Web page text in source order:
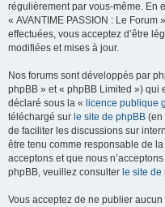
régulièrement par vous-même. En
« AVANTIME PASSION : Le
effectuées, vous acceptez d’être
modifiées et mises à jour.
Nos forums sont développés par
phpBB » et « phpBB Limited ») qui
déclaré sous la « licence publique
téléchargé sur le site de phpBB (en
de faciliter les discussions sur
être tenu comme responsable de
acceptons et que nous
phpBB, veuillez consulter le site
Vous acceptez de ne publier